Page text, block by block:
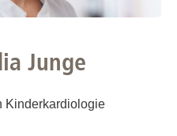
Junge
Kinderkardiologie